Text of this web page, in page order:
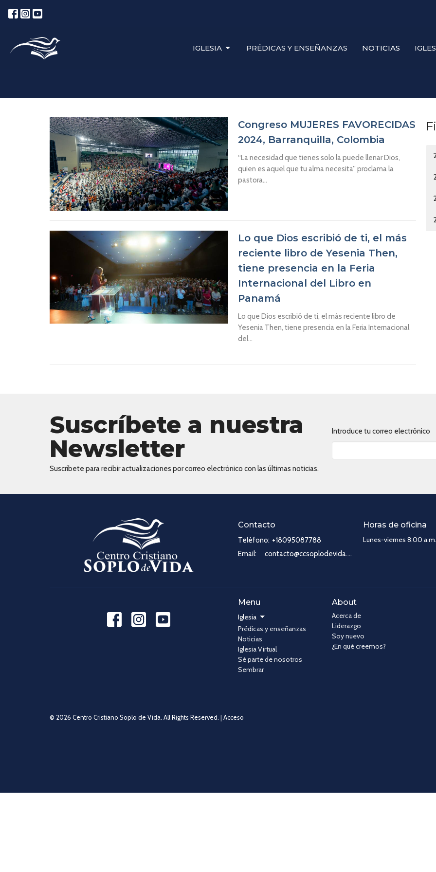
IGLESIA PRÉDICAS Y ENSEÑANZAS NOTICIAS
Congreso MUJERES FAVORECIDAS
2024, Barranquilla, Colombia
“La necesidad que tienes solo la puede llenar Dios,
quien es aquel que tu alma necesita” proclama la
pastora...
Lo que Dios escribió de ti, el más
reciente libro de Yesenia Then,
tiene presencia en la Feria
Internacional del Libro en
Panamá
Lo que Dios escribió de ti, el más reciente libro de
Yesenia Then, tiene presencia en la Feria Internacional
del...
Suscríbete a nuestra
Newsletter
Suscríbete para recibir actualizaciones por correo electrónico con las últimas noticias.
Introduce tu correo electrónico
Contacto
Teléfono: +18095087788
Email: contacto@ccsoplodevida.com
Horas de oficina
Lunes-viernes 8:00
Menu
Iglesia
Prédicas y enseñanzas
Noticias
Iglesia Virtual
Sé parte de nosotros
Sembrar
About
Acerca de
Liderazgo
Soy nuevo
¿En qué creemos?
© 2026 Centro Cristiano Soplo de Vida. All Rights Reserved. | Acceso